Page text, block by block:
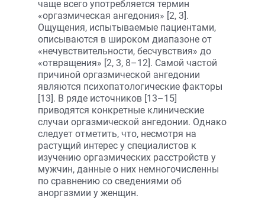
чаще всего употребляется термин
«оргазмическая ангедония» [2, 3].
Ощущения, испытываемые пациентами,
описываются в широком диапазоне от
«нечувствительности, бесчувствия» до
«отвращения» [2, 3, 8–12]. Самой частой
причиной оргазмической ангедонии
являются психопатологические факторы
[13]. В ряде источников [13–15]
приводятся конкретные клинические
случаи оргазмической ангедонии. Однако
следует отметить, что, несмотря на
растущий интерес у специалистов к
изучению оргазмических расстройств у
мужчин, данные о них немногочисленны
по сравнению со сведениями об
аноргазмии у женщин.